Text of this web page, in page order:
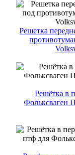
Решетка
Решётка в
Фольксваген